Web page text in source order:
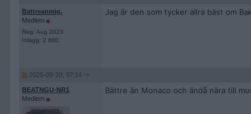
Battreanmig.
Medlem
Reg: Aug 2023
Inlägg: 2 680
Jag är den som tycker allra bäst om
2025-09-20, 07:14
BEATNGU-NR1
Medlem
Bättre än Monaco och ändå nära till